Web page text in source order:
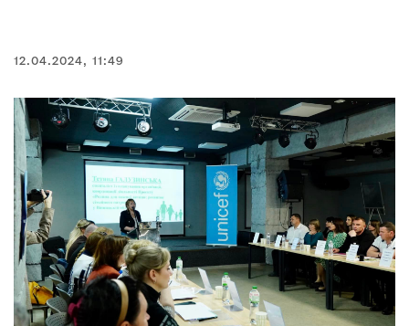
12.04.2024, 11:49